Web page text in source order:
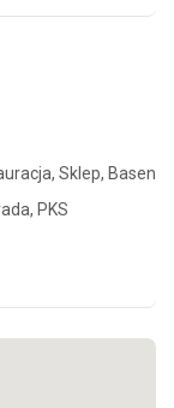
Sklep, Basen
PKS